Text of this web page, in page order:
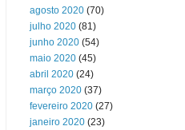
agosto 2020 (70)
julho 2020 (81)
junho 2020 (54)
maio 2020 (45)
abril 2020 (24)
março 2020 (37)
fevereiro 2020 (27)
janeiro 2020 (23)